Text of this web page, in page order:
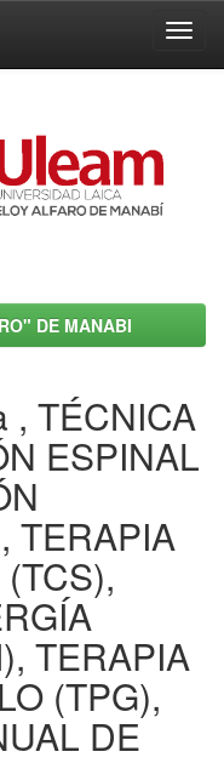
DE MANABI
, TÉCNICA
ESPINAL
TERAPIA
TERAPIA
(TPG),
DE